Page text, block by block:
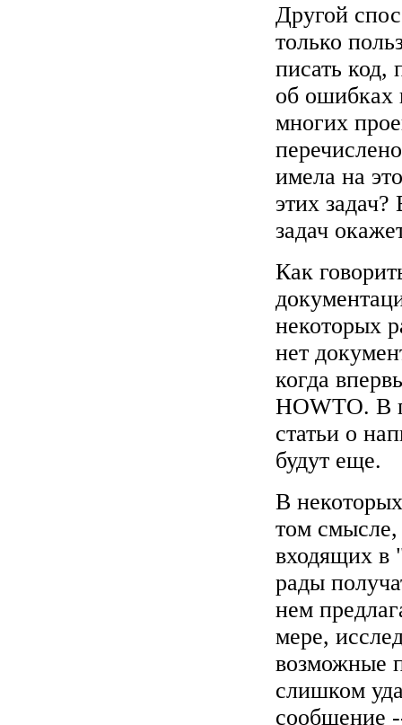
Другой
только
писать код,
об ошибках
многих
имела на
этих
задач
Как
некоторых
нет
когда
HOWTO. В
статьи о
будут еще.
В
том
входящих в
рады
нем
мере,
возможные
слишком
сообщение